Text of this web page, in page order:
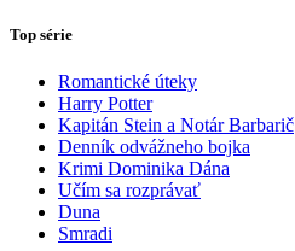
Top série
Romantické úteky
Harry Potter
Kapitán Stein a Notár Barbarič
Denník odvážneho bojka
Krimi Dominika Dána
Učím sa rozprávať
Duna
Smradi